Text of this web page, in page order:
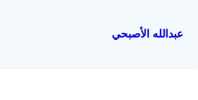
عبدالله الأصبحي